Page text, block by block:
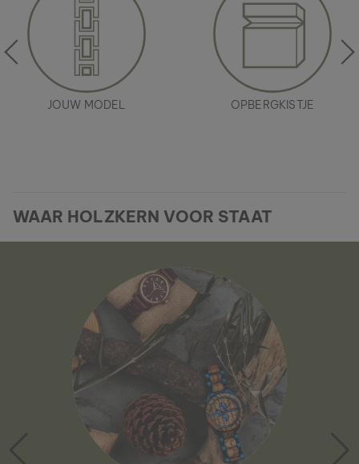
JOUW MODEL OPBERGKISTJE
WAAR HOLZKERN VOOR STAAT